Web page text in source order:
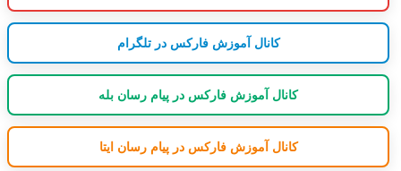
کانال آموزش فارکس در تلگرام
کانال آموزش فارکس در پیام رسان بله
کانال آموزش فارکس در پیام رسان ایتا